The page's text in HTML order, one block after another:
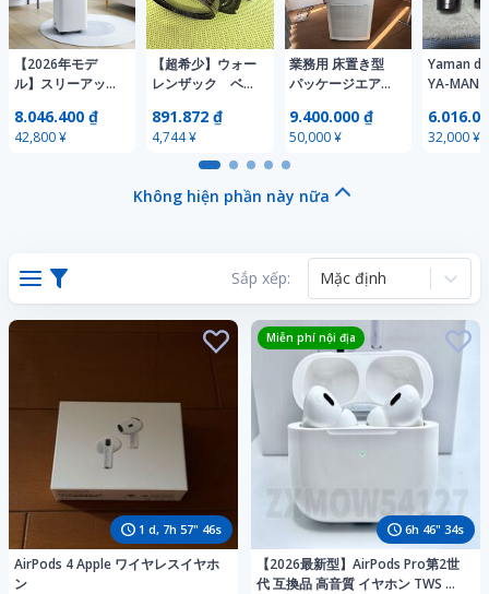
【2026年モデ
ル】スリーアッ
ポットクーラー
ポータブルエアコ
8.046.400 ₫
42,800 ¥
【超希少】ウォー
レンザック ベリ
WOLLENSAK
VERITO F４ レ
トロ 当時物 アン
ムカメラ 大判
891.872 ₫
4,744 ¥
業務用 床置き型
パッケージエアコ
9.400.000 ₫
50,000 ¥
Yaman
YA-MAN
32,000 ¥
Không hiện phần này nữa
Sắp xếp: Mặc định
1 d, 7h 57" 44s
AirPods 4 Apple ワイヤレスイヤホ
ン
6h 46" 32s
Miễn phí nội địa
【2026最新型】AirPods Pro第2世
代 互換品 高音質 イヤホン TWS 充